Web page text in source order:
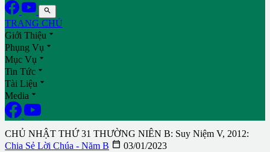

TRANG CHỦ
Giới Thiệu 
Phụng Vụ 
Mục Vụ 
Tin Tức 
Tài Liệu 
Media 
CHỦ NHẬT THỨ 31 THƯỜNG NIÊN B: Suy Niệm V, 2012:
Chia Sẻ Lời Chúa - Năm B  03/01/2023